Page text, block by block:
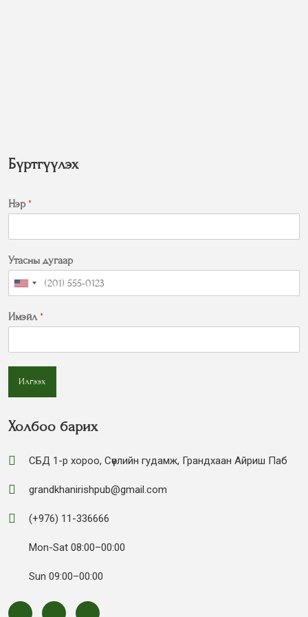
Бүртгүүлэх
Нэр *
Утасны дугаар
Имэйл *
Илгээх
Холбоо барих
СБД 1-р хороо, Сөүлийн гудамж, Грандхаан Айриш Паб
grandkhanirishpub@gmail.com
(+976) 11-336666
Mon-Sat 08:00–00:00
Sun 09:00–00:00